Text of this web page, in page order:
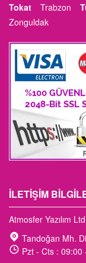
Tokat
Trabzon
Zonguldak
İLETIŞIM
Atmosfer Yazılım
Tandoğan Mh.
Pzt - Cts : 09:00